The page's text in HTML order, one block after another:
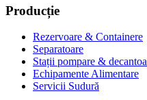
Producție
Rezervoare & Containere
Separatoare
Stații pompare &
Echipamente Alimentare
Servicii Sudură